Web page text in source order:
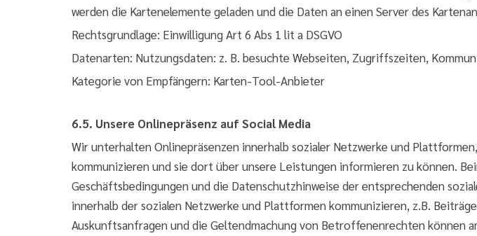
werden die Kartenelemente geladen und die Daten an einen Server des
Rechtsgrundlage: Einwilligung Art 6 Abs 1 lit a DSGVO
Datenarten: Nutzungsdaten: z. B. besuchte Webseiten, Zugriffszeiten,
Kategorie von Empfängern: Karten-Tool-Anbieter
6.5. Unsere Onlinepräsenz auf Social Media
Wir unterhalten Onlinepräsenzen innerhalb sozialer Netzwerke und
kommunizieren und sie dort über unsere Leistungen informieren zu können.
Geschäftsbedingungen und die Datenschutzhinweise der entsprechenden
innerhalb der sozialen Netzwerke und Plattformen kommunizieren, z.B.
Auskunftsanfragen und die Geltendmachung von Betroffenenrechten